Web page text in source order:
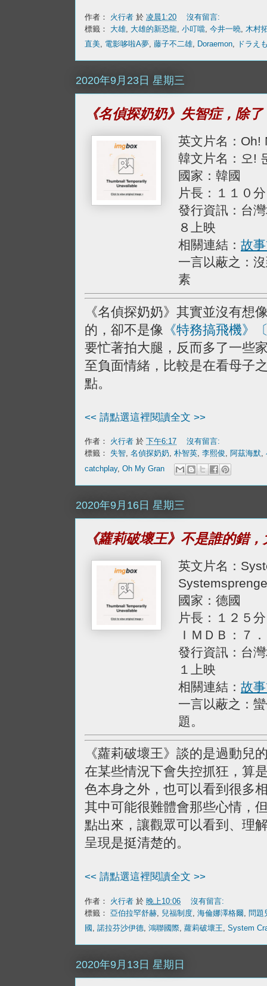
作者： 火行者 於 凌晨1:20
沒有留言:
標籤： 大雄 大雄的新恐龍 小叮噹 今井一曉 木村
直美, 電影哆啦A夢, 藤子不二雄, Doraemon, ドラえ
2020年9月23日 星期三
《名偵探奶奶》失智症，除
英文片名：Oh!
韓文片名：오!
國家：韓國
片長：１１０
發行資訊：台
８上映
相關連結： 故
一言以蔽之：
素
《名偵探奶奶》其實並沒有想
的，卻不是像 《特務搞飛機》
要忙著拍大腿，反而多了一些
至負面情緒，比較是在看母子
點。
<< 請點選這裡閱讀全文 >>
作者： 火行者 於 下午6:17
沒有留言:
標籤： 失智, 名偵探奶奶, 朴智英, 李熙俊, 阿茲海默,
catchplay, Oh My Gran
2020年9月16日 星期三
《蘿莉破壞王》不是誰的錯
英文片名：
國家：德國
片長：１２５
ＩＭＤＢ：７
發行資訊：台
１上映
相關連結： 故
一言以蔽之：
題。
《蘿莉破壞王》談的是過動兒
在某些情況下會失控抓狂，算
色本身之外，也可以看到很多
其中可能很難體會那些心情，
點出來，讓觀眾可以看到、理
呈現是挺清楚的。
<< 請點選這裡閱讀全文 >>
作者： 火行者 於 晚上10:06
沒有留言:
標籤： 亞伯拉罕舒赫 兒福制度 海倫娜澤格爾 問題
國 , 諾拉芬沙伊德, 鴻聯國際, 蘿莉破壞王, System
2020年9月13日 星期日